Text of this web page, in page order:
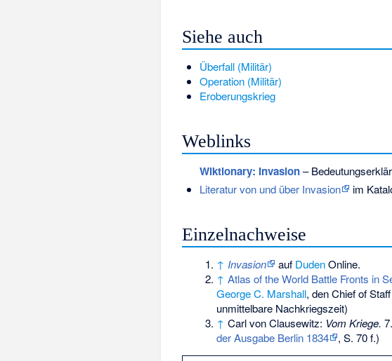
Siehe auch
Überfall (Militär)
Operation (Militär)
Eroberungskrieg
Weblinks
Wiktionary: Invasion–
Literatur von und über Invasion
im
Einzelnachweise
↑ Invasion auf DudenOnline.
↑ Atlas of the World Battle Fronts in
George C. Marshall, den Chief of
unmittelbare Nachkriegszeit)
↑ Carl von Clausewitz: Vom Kriege.
der Ausgabe Berlin 1834
, S. 70 f.)